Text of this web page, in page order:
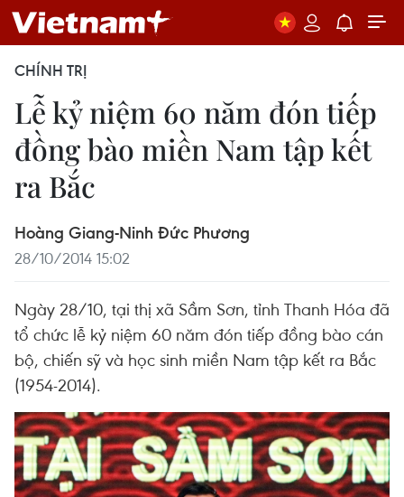
CHÍNH TRỊ
Lễ kỷ niệm 60 năm đón tiếp
đồng bào miền Nam tập kết
ra Bắc
Hoàng Giang-Ninh Đức Phương
28/10/2014 15:02
Ngày 28/10, tại thị xã Sầm Sơn, tỉnh Thanh Hóa đã
tổ chức lễ kỷ niệm 60 năm đón tiếp đồng bào cán
bộ, chiến sỹ và học sinh miền Nam tập kết ra Bắc
(1954-2014).